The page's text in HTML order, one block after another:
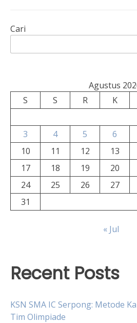
Cari
Agustus
S
S R K
3
4 5 6
10
11 12 13
17
18 19 20
24
25 26 27
31
« Jul
Recent Posts
KSN SMA IC Serpong: Metode
Tim Olimpiade